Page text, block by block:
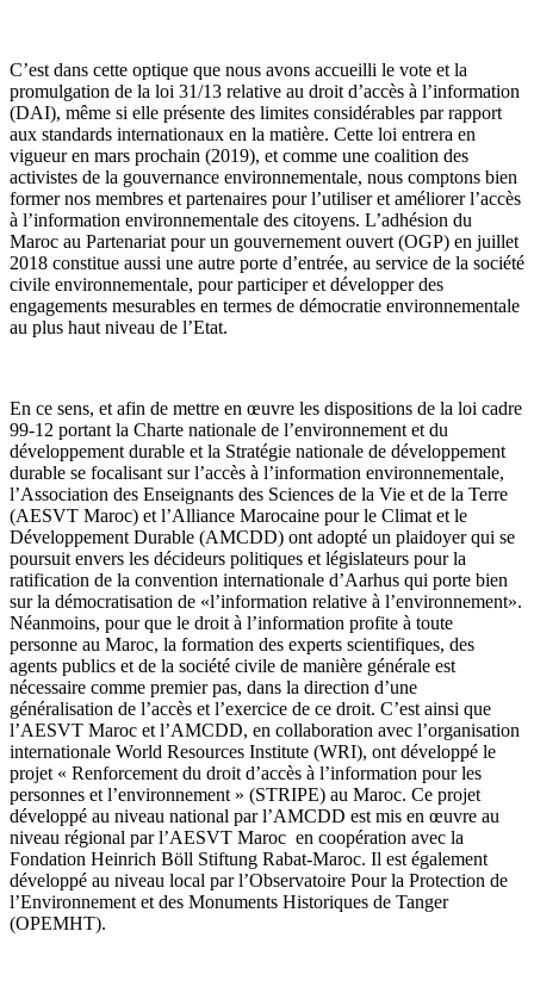
C’est dans cette optique que nous avons accueilli le vote et la
promulgation de la loi 31/13 relative au droit d’accès à l’information
(DAI), même si elle présente des limites considérables par rapport
aux standards internationaux en la matière. Cette loi entrera en
vigueur en mars prochain (2019), et comme une coalition des
activistes de la gouvernance environnementale, nous comptons bien
former nos membres et partenaires pour l’utiliser et améliorer l’accès
à l’information environnementale des citoyens. L’adhésion du
Maroc au Partenariat pour un gouvernement ouvert (OGP) en juillet
2018 constitue aussi une autre porte d’entrée, au service de la société
civile environnementale, pour participer et développer des
engagements mesurables en termes de démocratie environnementale
au plus haut niveau de l’Etat.
En ce sens, et afin de mettre en œuvre les dispositions de la loi cadre
99-12 portant la Charte nationale de l’environnement et du
développement durable et la Stratégie nationale de développement
durable se focalisant sur l’accès à l’information environnementale,
l’Association des Enseignants des Sciences de la Vie et de la Terre
(AESVT Maroc) et l’Alliance Marocaine pour le Climat et le
Développement Durable (AMCDD) ont adopté un plaidoyer qui se
poursuit envers les décideurs politiques et législateurs pour la
ratification de la convention internationale d’Aarhus qui porte bien
sur la démocratisation de «l’information relative à l’environnement».
Néanmoins, pour que le droit à l’information profite à toute
personne au Maroc, la formation des experts scientifiques, des
agents publics et de la société civile de manière générale est
nécessaire comme premier pas, dans la direction d’une
généralisation de l’accès et l’exercice de ce droit. C’est ainsi que
l’AESVT Maroc et l’AMCDD, en collaboration avec l’organisation
internationale World Resources Institute (WRI), ont développé le
projet « Renforcement du droit d’accès à l’information pour les
personnes et l’environnement » (STRIPE) au Maroc. Ce projet
développé au niveau national par l’AMCDD est mis en œuvre au
niveau régional par l’AESVT Maroc en coopération avec la
Fondation Heinrich Böll Stiftung Rabat-Maroc. Il est également
développé au niveau local par l’Observatoire Pour la Protection de
l’Environnement et des Monuments Historiques de Tanger
(OPEMHT).